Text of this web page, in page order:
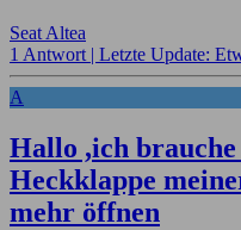
Seat Altea
1 Antwort | Letzte Update:
A
Hallo ,ich
Heckklappe
mehr öffnen